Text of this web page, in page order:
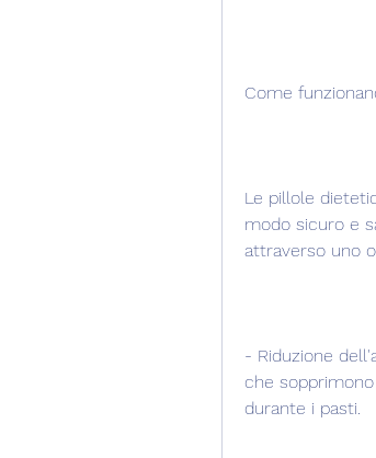
Come
Le pillole
modo sicuro e
attraverso uno
- Riduzione
che
durante i pasti.